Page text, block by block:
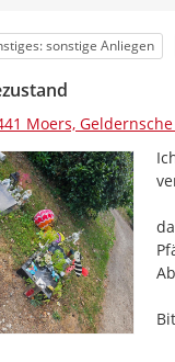
sonstige Anliegen
Moers,